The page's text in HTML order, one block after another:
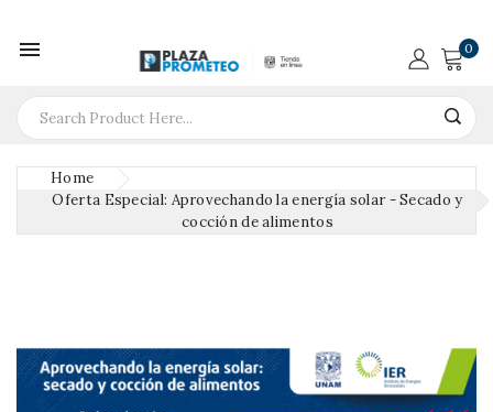
 0
Home
Oferta Especial: Aprovechando la energía solar - Secado y
cocción de alimentos